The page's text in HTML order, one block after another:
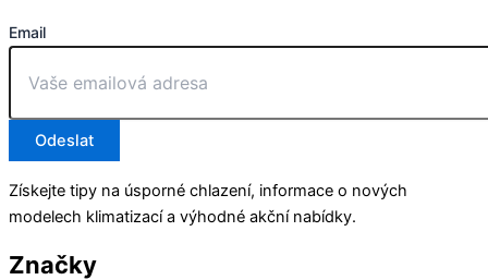
Email
Odeslat
Získejte tipy na úsporné chlazení, informace o nových
modelech klimatizací a výhodné akční nabídky.
Značky